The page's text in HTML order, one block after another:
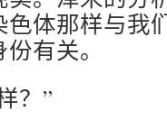
体那样与我
有关。
？”